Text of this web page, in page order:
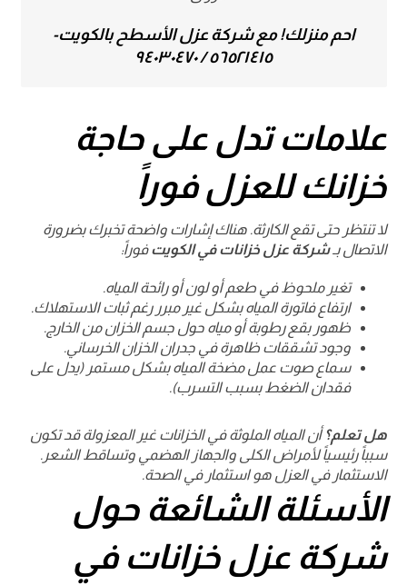
احم منزلك! مع شركة عزل الأسطح بالكويت-
٥٦٥٢١٤١٥ / ٩٤٠٣٠٤٧٠
علامات تدل على حاجة
خزانك للعزل فوراً
لا تنتظر حتى تقع الكارثة. هناك إشارات واضحة تخبرك بضرورة
الاتصال بـشركة عزل خزانات في الكويتفوراً:
تغير ملحوظ في طعم أو لون أو رائحة المياه.
ارتفاع فاتورة المياه بشكل غير مبرر رغم ثبات الاستهلاك.
ظهور بقع رطوبة أو مياه حول جسم الخزان من الخارج.
وجود تشققات ظاهرة في جدران الخزان الخرساني.
سماع صوت عمل مضخة المياه بشكل مستمر (يدل على
فقدان الضغط بسبب التسرب).
هل تعلم؟ أن المياه الملوثة في الخزانات غير المعزولة قد تكون
سبباً رئيسياً لأمراض الكلى والجهاز الهضمي وتساقط الشعر.
الاستثمار في العزل هو استثمار في الصحة.
الأسئلة الشائعة حول
شركة عزل خزانات في